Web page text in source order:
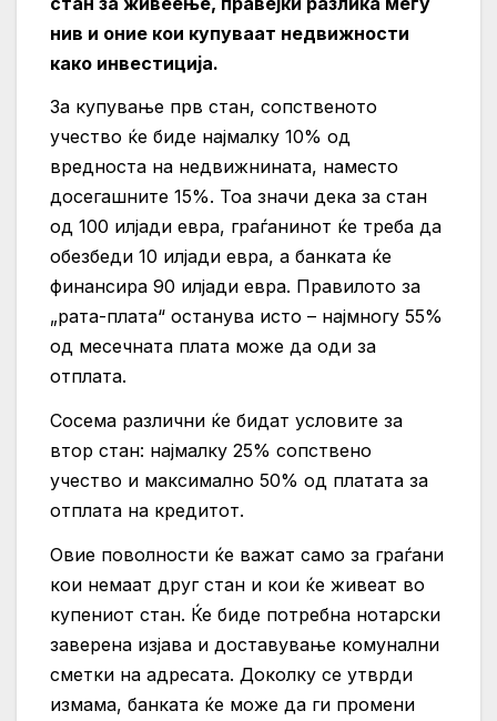
нив и оние кои купуваат недвижности
како инвестиција.
За купување прв стан, сопственото
учество ќе биде најмалку 10% од
вредноста на недвижнината, наместо
досегашните 15%. Тоа значи дека за стан
од 100 илјади евра, граѓанинот ќе треба да
обезбеди 10 илјади евра, а банката ќе
финансира 90 илјади евра. Правилото за
„рата-плата“ останува исто – најмногу 55%
од месечната плата може да оди за
отплата.
Сосема различни ќе бидат условите за
втор стан: најмалку 25% сопствено
учество и максимално 50% од платата за
отплата на кредитот.
Овие поволности ќе важат само за граѓани
кои немаат друг стан и кои ќе живеат во
купениот стан. Ќе биде потребна нотарски
заверена изјава и доставување комунални
сметки на адресата. Доколку се утврди
измама, банката ќе може да ги промени